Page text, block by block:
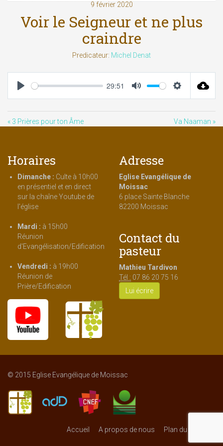
9 février 2020
Voir le Seigneur et ne plus
craindre
Predicateur: Michel Denat
29:51
« 3 Prières pour ton Âme Va Naaman »
Horaires
Dimanche : Culte à 10h00
en présentiel et en direct
sur la chaîne Youtube de
l'église
Mardi : à 15h00
Réunion
d'Evangélisation/Edification
Vendredi : à 19h00
Réunion de
Prière/Edification
Adresse
Eglise Evangélique de
Moissac
6 place Sainte Blanche
82200 Moissac
Contact du
pasteur
Mathieu Tardivon
Tél : 07 86 20 75 16
Lui écrire
© 2015 Eglise Evangélique de Moissac
Accueil A propos de nous Plan du Site